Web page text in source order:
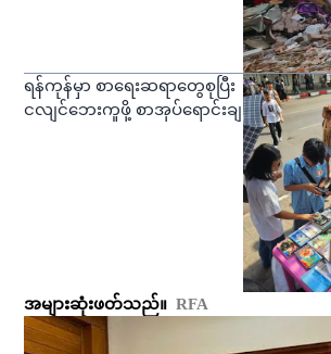
ရန်ကုန်မှာ စာရေးဆရာတွေစုပြီး
ငလျင်ဘေးကူဖို့ စာအုပ်ရောင်းချ
အများဆုံးဖတ်သည်။ RFA